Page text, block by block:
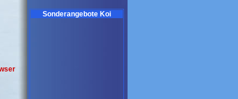
Sonderangebote Koi